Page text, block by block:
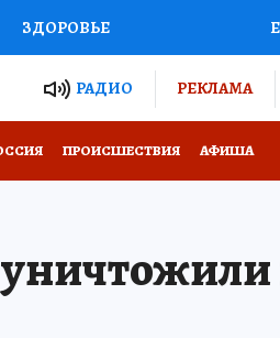
ЗДОРОВЬЕ
РОССИИРАДИО РЕКЛАМА
ПРОИСШЕСТВИЯ АФИША